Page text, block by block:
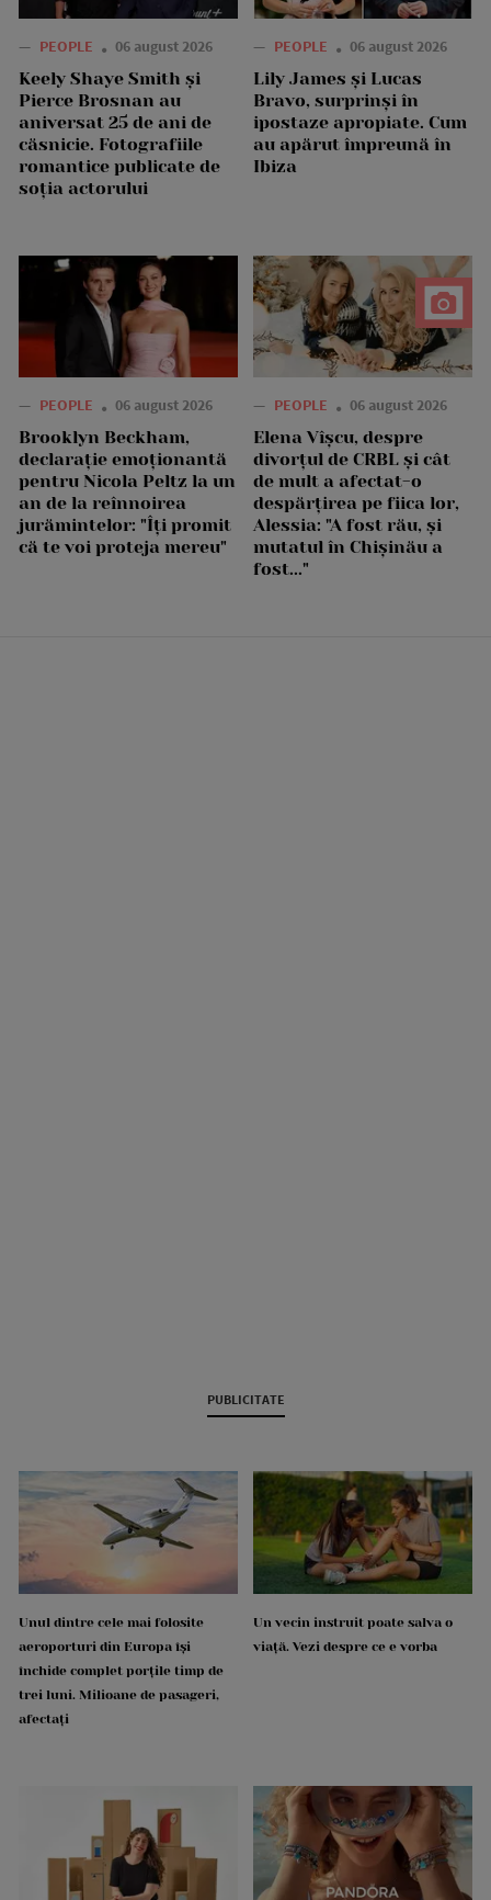
— PEOPLE 06 august 2026
Keely Shaye Smith și
Pierce Brosnan au
aniversat 25 de ani de
căsnicie. Fotografiile
romantice publicate de
soția actorului
— PEOPLE 06 august 2026
Lily James și Lucas
Bravo, surprinși în
ipostaze apropiate. Cum
au apărut împreună în
Ibiza
— PEOPLE 06 august 2026
Brooklyn Beckham,
declarație emoționantă
pentru Nicola Peltz la un
an de la reînnoirea
jurămintelor: "Îți promit
că te voi proteja mereu"
— PEOPLE 06 august 2026
Elena Vîșcu, despre
divorțul de CRBL și cât
de mult a afectat-o
despărțirea pe fiica lor,
Alessia: "A fost rău, și
mutatul în Chișinău a
fost..."
PUBLICITATE
Unul dintre cele mai folosite
aeroporturi din Europa își
închide complet porțile timp de
trei luni. Milioane de pasageri,
afectați
Un vecin instruit poate salva o
viață. Vezi despre ce e vorba